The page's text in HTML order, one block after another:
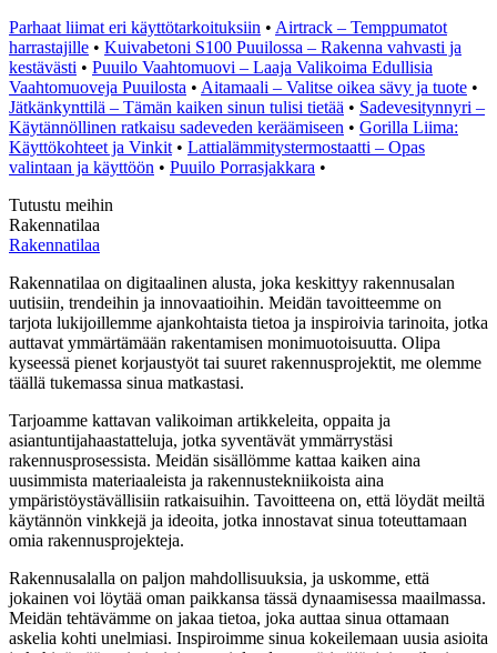
Parhaat liimat eri käyttötarkoituksiin • Airtrack – Temppumatot
harrastajille • Kuivabetoni S100 Puuilossa – Rakenna vahvasti ja
kestävästi • Puuilo Vaahtomuovi – Laaja Valikoima Edullisia
Vaahtomuoveja Puuilosta • Aitamaali – Valitse oikea sävy ja tuote •
Jätkänkynttilä – Tämän kaiken sinun tulisi tietää • Sadevesitynnyri –
Käytännöllinen ratkaisu sadeveden keräämiseen • Gorilla Liima:
Käyttökohteet ja Vinkit • Lattialämmitystermostaatti – Opas
valintaan ja käyttöön • Puuilo Porrasjakkara •
Tutustu meihin
Rakennatilaa
Rakennatilaa
Rakennatilaa on digitaalinen alusta, joka keskittyy rakennusalan
uutisiin, trendeihin ja innovaatioihin. Meidän tavoitteemme on
tarjota lukijoillemme ajankohtaista tietoa ja inspiroivia tarinoita, jotka
auttavat ymmärtämään rakentamisen monimuotoisuutta. Olipa
kyseessä pienet korjaustyöt tai suuret rakennusprojektit, me olemme
täällä tukemassa sinua matkastasi.
Tarjoamme kattavan valikoiman artikkeleita, oppaita ja
asiantuntijahaastatteluja, jotka syventävät ymmärrystäsi
rakennusprosessista. Meidän sisällömme kattaa kaiken aina
uusimmista materiaaleista ja rakennustekniikoista aina
ympäristöystävällisiin ratkaisuihin. Tavoitteena on, että löydät meiltä
käytännön vinkkejä ja ideoita, jotka innostavat sinua toteuttamaan
omia rakennusprojekteja.
Rakennusalalla on paljon mahdollisuuksia, ja uskomme, että
jokainen voi löytää oman paikkansa tässä dynaamisessa maailmassa.
Meidän tehtävämme on jakaa tietoa, joka auttaa sinua ottamaan
askelia kohti unelmiasi. Inspiroimme sinua kokeilemaan uusia asioita